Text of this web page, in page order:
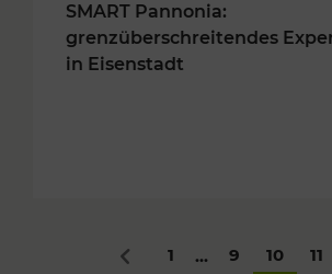
SMART Pannonia:
grenzüberschreitendes
in Eisenstadt
Zurück
1 ... 9 10 11